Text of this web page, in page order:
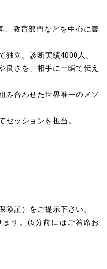
、教育部門などを中心に責
独立。診断実績4000人。
良さを、相手に一瞬で伝え
み合わせた世界唯一のメソ
セッションを担当。
険証）をご提示下さい。
ます。(5分前にはご着席お